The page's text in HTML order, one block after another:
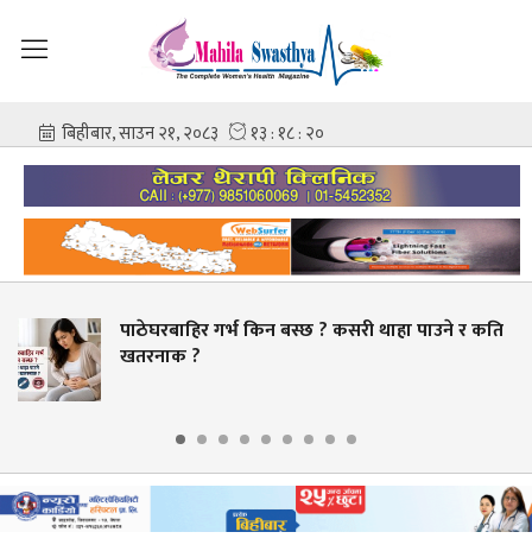
पाठेघरबाहिर गर्भ किन बस्छ ? कसरी थाहा पाउने र कति
खतरनाक ?